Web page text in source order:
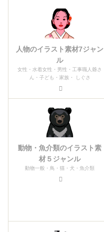
人物のイラスト素材7ジャン
ル
女性・水着女性・男性・工事職人爺さ
ん・子ども・家族・ しぐさ
動物・魚介類のイラスト素
材５ジャンル
動物一般・鳥・猫・犬・魚介類